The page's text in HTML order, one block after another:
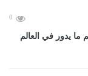
0
ما يدور في العالم